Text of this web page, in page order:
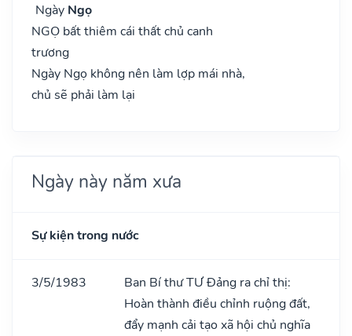
Ngày Ngọ
NGỌ bất thiêm cái thất chủ canh
trương
Ngày Ngọ không nên làm lợp mái nhà,
chủ sẽ phải làm lại
Ngày này năm xưa
Sự kiện trong nước
3/5/1983
Ban Bí thư TƯ Đảng ra chỉ thị:
Hoàn thành điều chỉnh ruộng đất,
đẩy mạnh cải tạo xã hội chủ nghĩa